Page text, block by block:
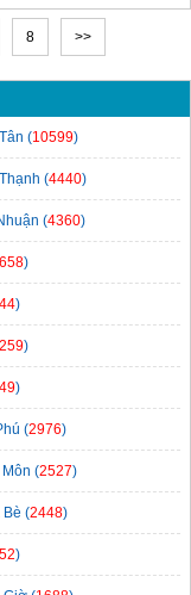
8 >>
(10599)
(4440)
(4360)
)
)
)
)
(2976)
(2527)
Bè (2448)
)